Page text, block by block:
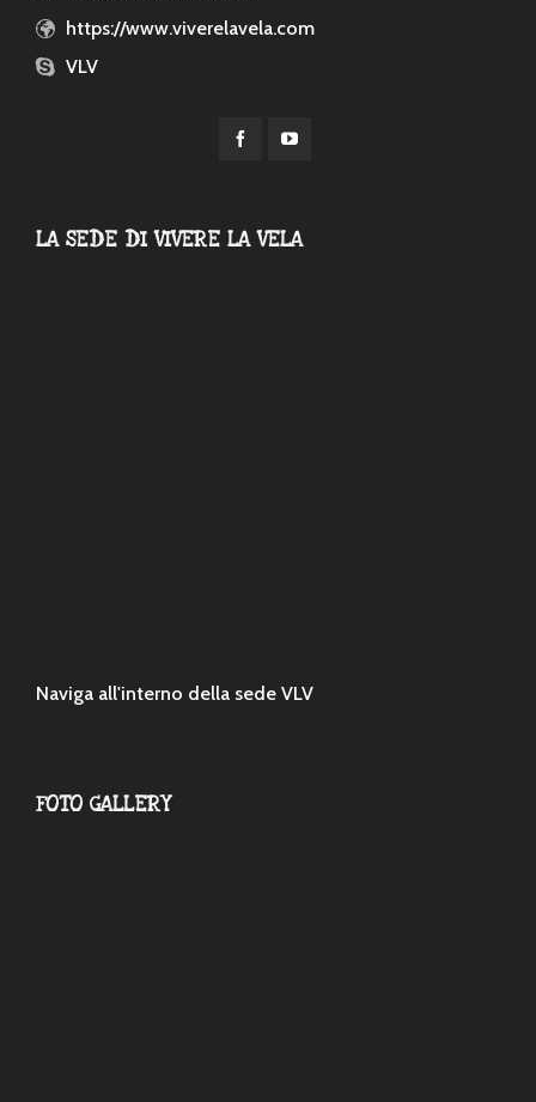
https://www.viverelavela.com
VLV
LA SEDE DI VIVERE LA VELA
Naviga all'interno della sede VLV
FOTO GALLERY